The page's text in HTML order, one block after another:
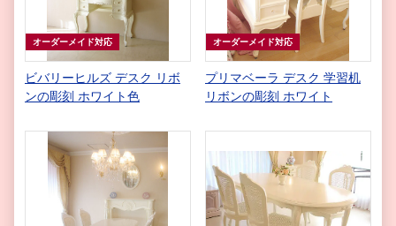
オーダーメイド対応
ビバリーヒルズ デスク リボ
ンの彫刻 ホワイト色
オーダーメイド対応
プリマベーラ デスク 学習机
リボンの彫刻 ホワイト